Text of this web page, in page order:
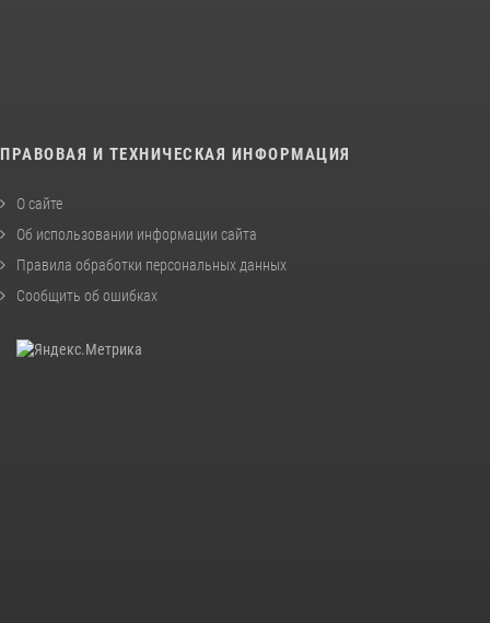
ПРАВОВАЯ И ТЕХНИЧЕСКАЯ ИНФОРМАЦИЯ
О сайте
Об использовании информации сайта
Правила обработки персональных данных
Сообщить об ошибках